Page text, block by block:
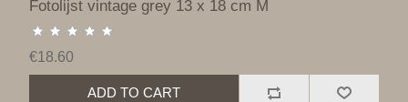
Fotolijst vintage grey 13 x 18 cm M
€18.60
ADD TO CART